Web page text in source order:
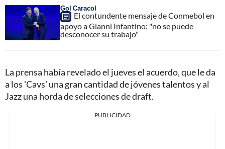
Gol Caracol
El contundente mensaje de Conmebol en
apoyo a Gianni Infantino; "no se puede
desconocer su trabajo"
La prensa había revelado el jueves el acuerdo, que le da
a los 'Cavs' una gran cantidad de jóvenes talentos y al
Jazz una horda de selecciones de draft.
PUBLICIDAD